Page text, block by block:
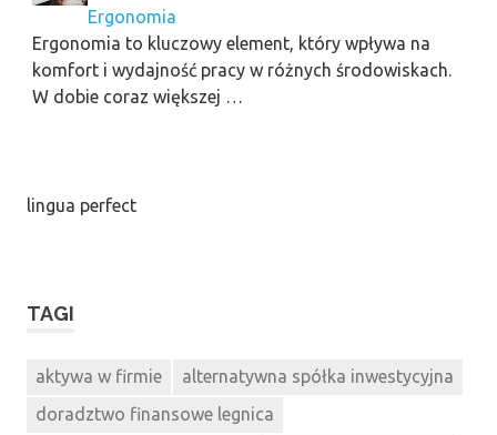
Ergonomia
Ergonomia to kluczowy element, który wpływa na
komfort i wydajność pracy w różnych środowiskach.
W dobie coraz większej …
lingua perfect
TAGI
aktywa w firmie
alternatywna spółka inwestycyjna
doradztwo finansowe legnica